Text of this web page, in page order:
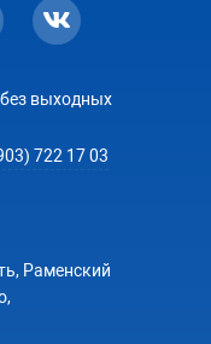
выходных
722 17 03
Раменский